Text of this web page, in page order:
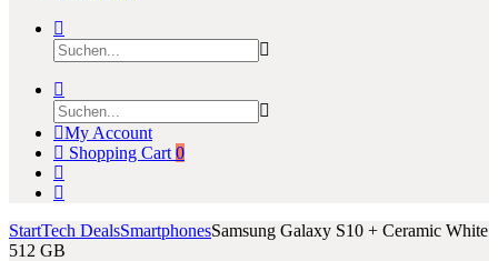
My Account
Shopping Cart 0
StartTech DealsSmartphonesSamsung Galaxy S10 + Ceramic White
512 GB